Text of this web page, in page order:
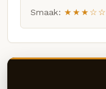
Smaak: ★★★☆☆